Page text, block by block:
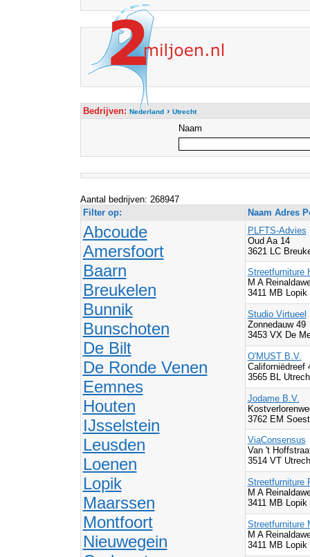
Bedrijven: Nederland› Utrecht
Naam
Aantal bedrijven: 268947
Filter op:
Naam Adres
Abcoude
Amersfoort
Baarn
Breukelen
Bunnik
Bunschoten
De Bilt
De Ronde Venen
Eemnes
Houten
IJsselstein
Leusden
Loenen
Lopik
Maarssen
Montfoort
Nieuwegein
PLFTS-Advies
Oud Aa 14
3621 LC
Streetfurniture
M A
3411 MB Lopik
Studio Virtueel
Zonnedauw 49
3453 VX De
O'MUST B.V.
Californiëdreef
3565 BL
Jodame B.V.
3762 EM Soest
ViaConsensus
Van 't
3514 VT
Streetfurniture
M A
3411 MB Lopik
Streetfurniture
M A
3411 MB Lopik